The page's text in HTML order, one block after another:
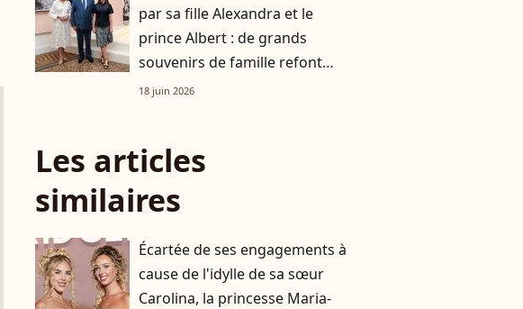
par sa fille Alexandra et le
prince Albert : de grands
souvenirs de famille refont
surface
18 juin 2026
Les articles
similaires
Écartée de ses engagements à
cause de l'idylle de sa sœur
Carolina, la princesse Maria-